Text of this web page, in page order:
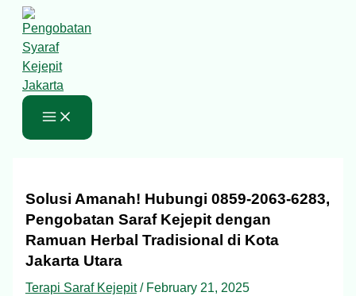
Skip
content
Solusi Amanah! Hubungi 0859-2063-6283,
Pengobatan Saraf Kejepit dengan
Ramuan Herbal Tradisional di Kota
Jakarta Utara
Terapi Saraf Kejepit/ February 21, 2025
Type
here..
Name*
Email*
Website
S
e
a
r
h
r
: